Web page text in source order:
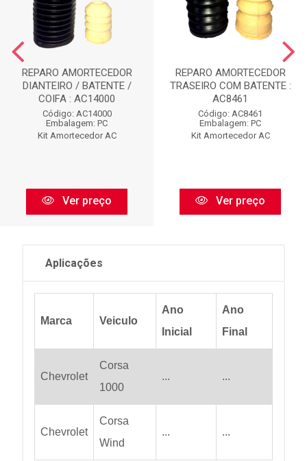
REPARO AMORTECEDOR
DIANTEIRO / BATENTE /
COIFA : AC14000
Código: AC14000
Embalagem: PC
Kit Amortecedor AC
Ver preço
REPARO AMORTECEDOR
TRASEIRO COM BATENTE :
AC8461
Código: AC8461
Embalagem: PC
Kit Amortecedor AC
Ver preço
Aplicações
Marca Veiculo
Ano
Inicial
Ano
Final
Chevrolet
Corsa
1000
... ...
Chevrolet
Corsa
Wind
... ...